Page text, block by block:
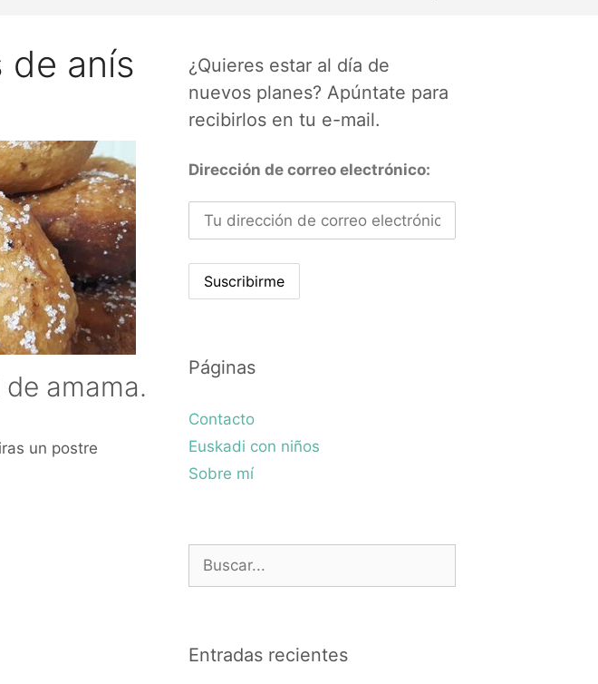
de anís
amama.
un postre
¿Quieres estar al día de
nuevos planes? Apúntate para
recibirlos en tu e-mail.
Dirección de correo electrónico:
Páginas
Contacto
Euskadi con niños
Sobre mí
Entradas recientes